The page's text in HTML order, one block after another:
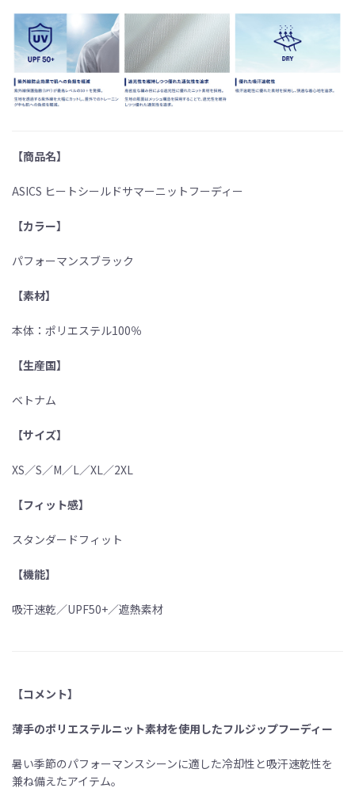
【商品名】
ASICS ヒートシールドサマーニットフーディー
【カラー】
パフォーマンスブラック
【素材】
本体：ポリエステル100％
【生産国】
ベトナム
【サイズ】
XS／S／M／L／XL／2XL
【フィット感】
スタンダードフィット
【機能】
吸汗速乾／UPF50+／遮熱素材
【コメント】
薄手のポリエステルニット素材を使用したフルジップフーディー
暑い季節のパフォーマンスシーンに適した冷却性と吸汗速乾性を
兼ね備えたアイテム。